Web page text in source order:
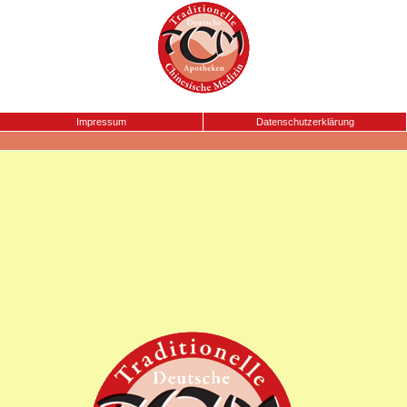
Impressum Datenschutzerklärung